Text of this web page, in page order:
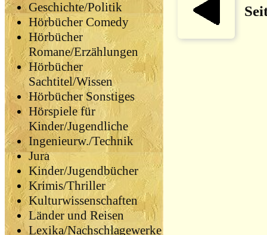
Geschichte/Politik
Hörbücher Comedy
Hörbücher
Romane/Erzählungen
Hörbücher
Sachtitel/Wissen
Hörbücher Sonstiges
Hörspiele für
Kinder/Jugendliche
Ingenieurw./Technik
Jura
Kinder/Jugendbücher
Krimis/Thriller
Kulturwissenschaften
Länder und Reisen
Lexika/Nachschlagewerke